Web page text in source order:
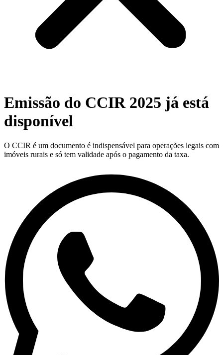
Emissão do CCIR 2025 já está
disponível
O CCIR é um documento é indispensável para operações legais com
imóveis rurais e só tem validade após o pagamento da taxa.